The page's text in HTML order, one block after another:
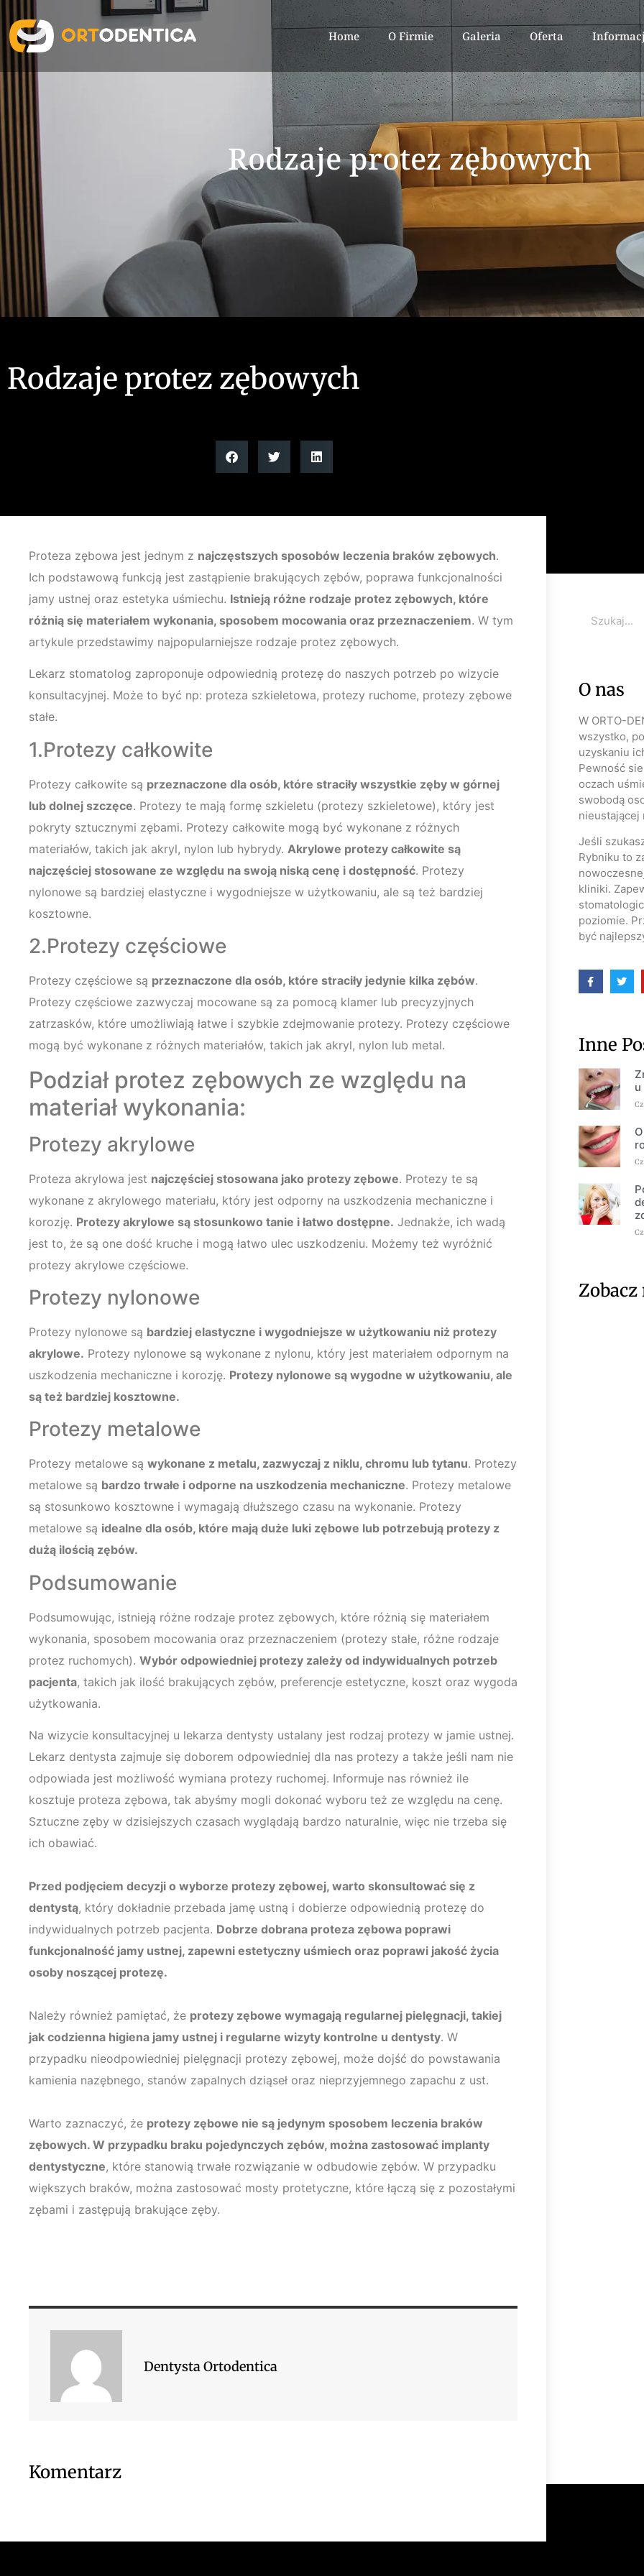
Home O Firmie Galeria Oferta
Rodzaje protez zębowych
Rodzaje protez zębowych
Proteza zębowa jest jednym z najczęstszych sposobów leczenia braków zębowych.
Ich podstawową funkcją jest zastąpienie brakujących zębów, poprawa funkcjonalności
jamy ustnej oraz estetyka uśmiechu. Istnieją różne rodzaje protez zębowych, które
różnią się materiałem wykonania, sposobem mocowania oraz przeznaczeniem. W tym
artykule przedstawimy najpopularniejsze rodzaje protez zębowych.
Lekarz stomatolog zaproponuje odpowiednią protezę do naszych potrzeb po wizycie
konsultacyjnej. Może to być np: proteza szkieletowa, protezy ruchome, protezy zębowe
stałe.
1.Protezy całkowite
Protezy całkowite są przeznaczone dla osób, które straciły wszystkie zęby w górnej
lub dolnej szczęce. Protezy te mają formę szkieletu (protezy szkieletowe), który jest
pokryty sztucznymi zębami. Protezy całkowite mogą być wykonane z różnych
materiałów, takich jak akryl, nylon lub hybrydy. Akrylowe protezy całkowite są
najczęściej stosowane ze względu na swoją niską cenę i dostępność. Protezy
nylonowe są bardziej elastyczne i wygodniejsze w użytkowaniu, ale są też bardziej
kosztowne.
2.Protezy częściowe
Protezy częściowe są przeznaczone dla osób, które straciły jedynie kilka zębów.
Protezy częściowe zazwyczaj mocowane są za pomocą klamer lub precyzyjnych
zatrzasków, które umożliwiają łatwe i szybkie zdejmowanie protezy. Protezy częściowe
mogą być wykonane z różnych materiałów, takich jak akryl, nylon lub metal.
Podział protez zębowych ze względu na
materiał wykonania:
Protezy akrylowe
Proteza akrylowa jest najczęściej stosowana jako protezy zębowe. Protezy te są
wykonane z akrylowego materiału, który jest odporny na uszkodzenia mechaniczne i
korozję. Protezy akrylowe są stosunkowo tanie i łatwo dostępne. Jednakże, ich wadą
jest to, że są one dość kruche i mogą łatwo ulec uszkodzeniu. Możemy też wyróżnić
protezy akrylowe częściowe.
Protezy nylonowe
Protezy nylonowe są bardziej elastyczne i wygodniejsze w użytkowaniu niż protezy
akrylowe. Protezy nylonowe są wykonane z nylonu, który jest materiałem odpornym na
uszkodzenia mechaniczne i korozję. Protezy nylonowe są wygodne w użytkowaniu, ale
są też bardziej kosztowne.
Protezy metalowe
Protezy metalowe są wykonane z metalu, zazwyczaj z niklu, chromu lub tytanu. Protezy
metalowe są bardzo trwałe i odporne na uszkodzenia mechaniczne. Protezy metalowe
są stosunkowo kosztowne i wymagają dłuższego czasu na wykonanie. Protezy
metalowe są idealne dla osób, które mają duże luki zębowe lub potrzebują protezy z
dużą ilością zębów.
Podsumowanie
Podsumowując, istnieją różne rodzaje protez zębowych, które różnią się materiałem
wykonania, sposobem mocowania oraz przeznaczeniem (protezy stałe, różne rodzaje
protez ruchomych). Wybór odpowiedniej protezy zależy od indywidualnych potrzeb
pacjenta, takich jak ilość brakujących zębów, preferencje estetyczne, koszt oraz wygoda
użytkowania.
Na wizycie konsultacyjnej u lekarza dentysty ustalany jest rodzaj protezy w jamie ustnej.
Lekarz dentysta zajmuje się doborem odpowiedniej dla nas protezy a także jeśli nam nie
odpowiada jest możliwość wymiana protezy ruchomej. Informuje nas również ile
kosztuje proteza zębowa, tak abyśmy mogli dokonać wyboru też ze względu na cenę.
Sztuczne zęby w dzisiejszych czasach wyglądają bardzo naturalnie, więc nie trzeba się
ich obawiać.
Przed podjęciem decyzji o wyborze protezy zębowej, warto skonsultować się z
dentystą, który dokładnie przebada jamę ustną i dobierze odpowiednią protezę do
indywidualnych potrzeb pacjenta. Dobrze dobrana proteza zębowa poprawi
funkcjonalność jamy ustnej, zapewni estetyczny uśmiech oraz poprawi jakość życia
osoby noszącej protezę.
Należy również pamiętać, że protezy zębowe wymagają regularnej pielęgnacji, takiej
jak codzienna higiena jamy ustnej i regularne wizyty kontrolne u dentysty. W
przypadku nieodpowiedniej pielęgnacji protezy zębowej, może dojść do powstawania
kamienia nazębnego, stanów zapalnych dziąseł oraz nieprzyjemnego zapachu z ust.
Warto zaznaczyć, że protezy zębowe nie są jedynym sposobem leczenia braków
zębowych. W przypadku braku pojedynczych zębów, można zastosować implanty
dentystyczne, które stanowią trwałe rozwiązanie w odbudowie zębów. W przypadku
większych braków, można zastosować mosty protetyczne, które łączą się z pozostałymi
zębami i zastępują brakujące zęby.
Dentysta Ortodentica
Komentarz
O nas
W ORTO-
wszystko,
uzyskaniu
Pewność
oczach
swobodą
nieustającej
Jeśli
Rybniku to
kliniki.
poziomie.
być
Inne
Zobacz